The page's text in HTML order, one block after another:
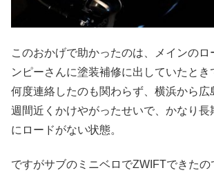
このおかげで助かったのは、メインのロ
ンピーさんに塗装補修に出していたと
何度連絡したのも関わらず、横浜から広
週間近くかけやがったせいで、かなり長
にロードがない状態。
ですがサブのミニベロでZWIFTできた